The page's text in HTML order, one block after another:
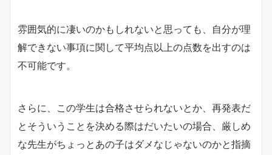
雰囲気的に凄いのかもしれないと思っても、自分が理
解できない事項に関して平均点以上の点数を出すのは
不可能です。
さらに、この学生は合格させられないとか、再発表だ
とそういうことを決める際はだいたいの場合、厳しめ
な先生がちょっとあの子はダメなじゃないのかと指摘